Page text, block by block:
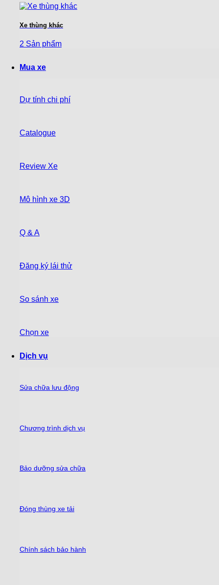
Xe thùng khác
2 Sản phẩm
Mua xe
Dự tính chi phí
Catalogue
Review Xe
Mô hình xe 3D
Q & A
Đăng ký lái thử
So sánh xe
Chọn xe
Dịch vụ
Sửa chữa lưu động
Chương trình dịch vụ
Bảo dưỡng sửa chữa
Đóng thùng xe tải
Chính sách bảo hành